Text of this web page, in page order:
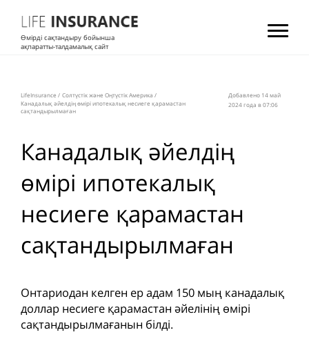
Өмірді сақтандыру бойынша
ақпаратты-талдамалық сайт
LifeInsurance / Солтүстік және Оңтүстік Америка /
Канадалық әйелдің өмірі ипотекалық несиеге қарамастан
сақтандырылмаған
Добавлено 14 май
2024 года в 07:06
Канадалық әйелдің
өмірі ипотекалық
несиеге қарамастан
сақтандырылмаған
Онтариодан келген ер адам 150 мың канадалық
доллар несиеге қарамастан әйелінің өмірі
сақтандырылмағанын білді.